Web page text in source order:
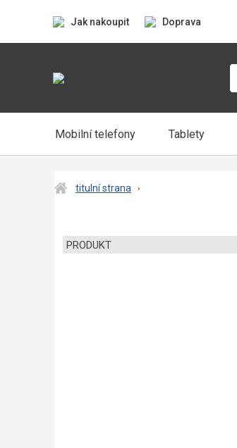
Jak nakoupit Doprava
Mobilní telefony Tablety
titulní strana
PRODUKT